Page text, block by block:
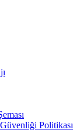
Politikası